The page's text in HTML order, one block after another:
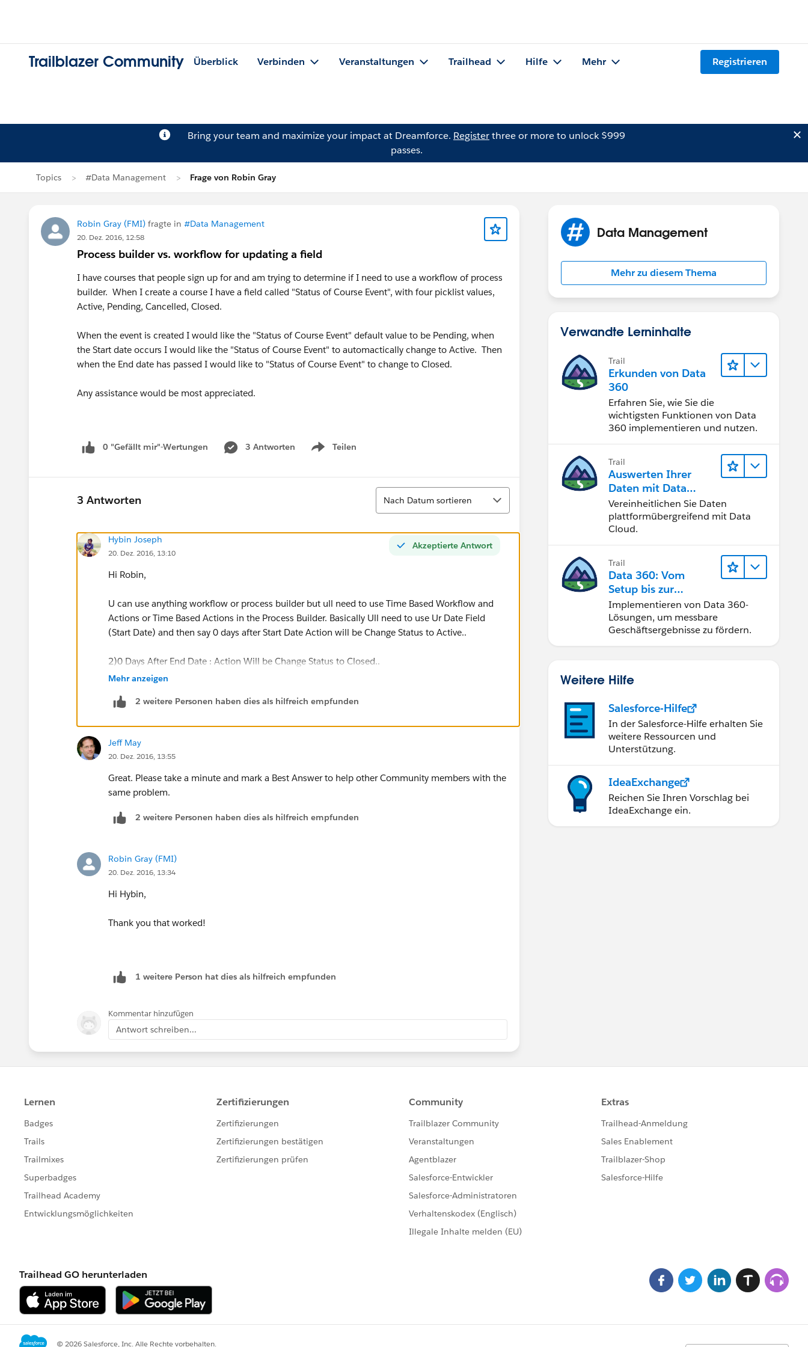
Trailblazer Community Überblick Verbinden Veranstaltungen Trailhead Hilfe Mehr Registrieren
Bring your team and maximize your impact at Dreamforce. Registerthree or more to unlock $999
passes.
Topics #Data Management Frage von Robin Gray
Robin Gray (FMI) fragte in #Data Management
20. Dez. 2016, 12:58
Process builder vs. workflow for updating a field
I have courses that people sign up for and am trying to determine if I need to use a workflow of process
builder. When I create a course I have a field called "Status of Course Event", with four picklist values,
Active, Pending, Cancelled, Closed.
When the event is created I would like the "Status of Course Event" default value to be Pending, when
the Start date occurs I would like the "Status of Course Event" to automactically change to Active. Then
when the End date has passed I would like to "Status of Course Event" to change to Closed.
Any assistance would be most appreciated.
0 "Gefällt mir"-Wertungen 3 Antworten Teilen
Show menu
3 Antworten
Sortieren
Nach Datum sortieren
Akzeptierte Antwort
Hybin Joseph
20. Dez. 2016, 13:10
Hi Robin,
U can use anything workflow or process builder but ull need to use Time Based Workflow and
Actions or Time Based Actions in the Process Builder. Basically Ull need to use Ur Date Field
(Start Date) and then say 0 days after Start Date Action will be Change Status to Active..
2)0 Days After End Date : Action Will be Change Status to Closed..
Mehr anzeigen
2 weitere Personen haben dies als hilfreich empfunden
Jeff May
20. Dez. 2016, 13:55
Great. Please take a minute and mark a Best Answer to help other Community members with the
same problem.
2 weitere Personen haben dies als hilfreich empfunden
Robin Gray (FMI)
20. Dez. 2016, 13:34
Hi Hybin,
Thank you that worked!
1 weitere Person hat dies als hilfreich empfunden
Kommentar hinzufügen
Antwort schreiben...
Data Management
Mehr zu diesem Thema
Verwandte Lerninhalte
Trail
Erkunden von Data
360
Erfahren Sie, wie Sie die
wichtigsten Funktionen von Data
360 implementieren und nutzen.
Trail
Auswerten Ihrer
Daten mit Data
Cloud
Vereinheitlichen Sie Daten
plattformübergreifend mit Data
Cloud.
Trail
Data 360: Vom
Setup bis zur
Aktivierung
Implementieren von Data 360-
Lösungen, um messbare
Geschäftsergebnisse zu fördern.
Weitere Hilfe
Salesforce-Hilfe
In der Salesforce-Hilfe erhalten Sie
weitere Ressourcen und
Unterstützung.
IdeaExchange
Reichen Sie Ihren Vorschlag bei
IdeaExchange ein.